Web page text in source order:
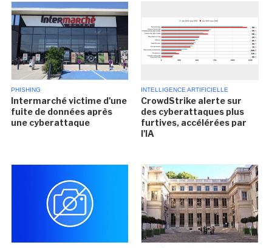
PHISHING
Intermarché victime d'une
fuite de données après
une cyberattaque
INTELLIGENCE ARTIFICIELLE
CrowdStrike alerte sur
des cyberattaques plus
furtives, accélérées par
l'IA